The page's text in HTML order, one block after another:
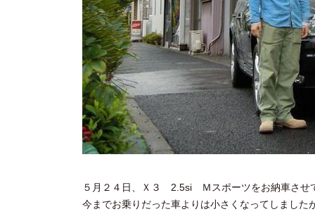
５月２４日、Ｘ３ 2.5si Ｍスポーツをお納車させ
今までお乗りだった車よりは小さくなってしまし